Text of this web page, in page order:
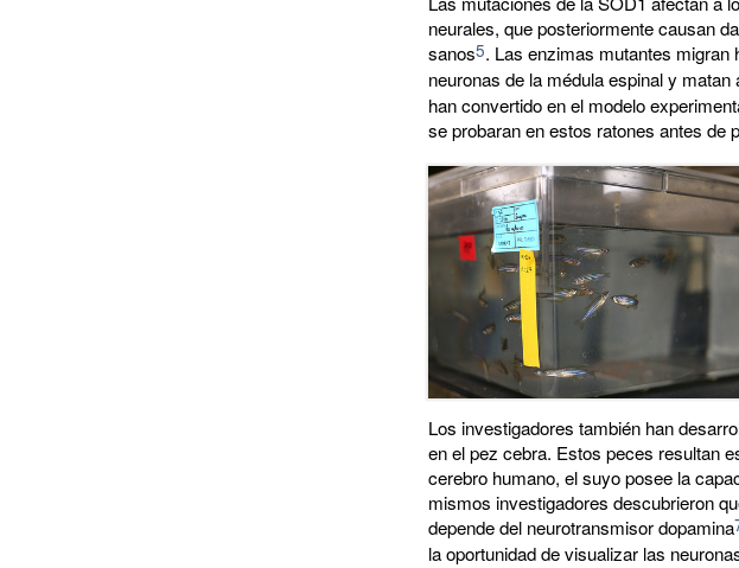
neurales, que posteriormente causan
sanos5. Las enzimas mutantes migran
neuronas de la médula espinal y
han convertido en el modelo
se probaran en estos ratones antes de
Los investigadores también han
en el pez cebra. Estos peces resultan
cerebro humano, el suyo posee la
mismos investigadores descubrieron
depende del neurotransmisor dopamina
la oportunidad de visualizar las